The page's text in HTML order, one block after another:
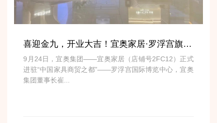
喜迎金九，开业大吉！宜奥家居·罗浮宫旗舰店盛大开业！
9月24日，宜奥集团——宜奥家居（店铺号2FC12）正式
进驻“中国家具商贸之都”——罗浮宫国际博览中心，宜奥
集团董事长崔...